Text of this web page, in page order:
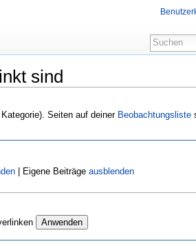
sind
Seiten auf deiner Beobachtungsliste
| Eigene Beiträge ausblenden